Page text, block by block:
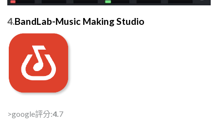
4.BandLab-Music Making Studio
>google評分:4.7